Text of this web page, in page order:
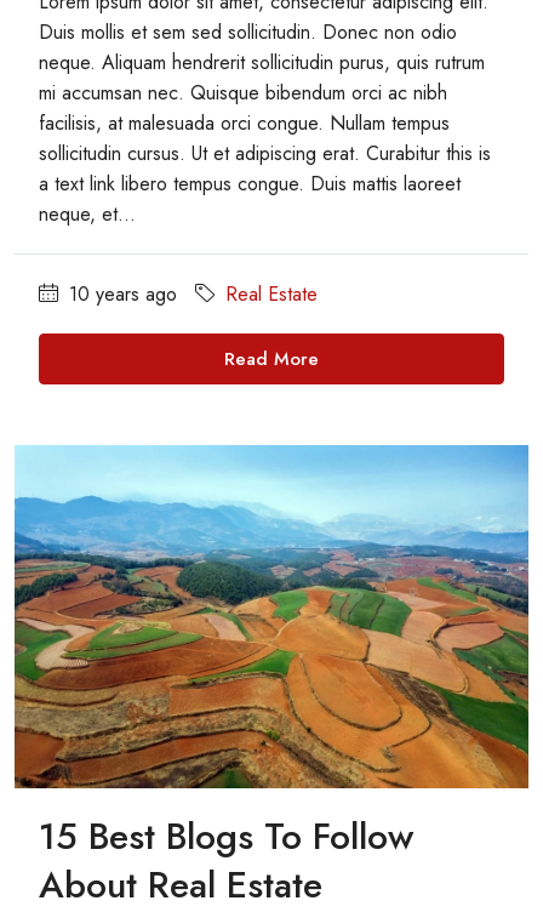
Duis mollis et sem sed sollicitudin. Donec non odio
neque. Aliquam hendrerit sollicitudin purus, quis rutrum
mi accumsan nec. Quisque bibendum orci ac nibh
facilisis, at malesuada orci congue. Nullam tempus
sollicitudin cursus. Ut et adipiscing erat. Curabitur this is
a text link libero tempus congue. Duis mattis laoreet
neque, et...
10 years ago Real Estate
Read More
15 Best Blogs To Follow
About Real Estate